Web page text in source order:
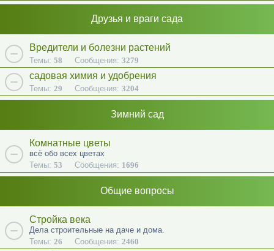
Друзья и враги сада
Вредители и болезни растений
Темы: 58 Сообщения: 3279
садовая химия и удобрения
Темы: 29 Сообщения: 3204
Зимний сад
Комнатные цветы
всё обо всех цветах
Темы: 53 Сообщения: 1696
Общие вопросы
Стройка века
Дела строительные на даче и дома.
Темы: 26 Сообщения: 2460